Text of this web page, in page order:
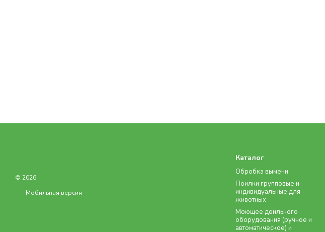
© 2026
Мобильная версия
Каталог
Обробка вымени
Поилки групповые и
индивидуальные для
животных
Моющее доильного
оборудования (ручное и
автоматическое) и